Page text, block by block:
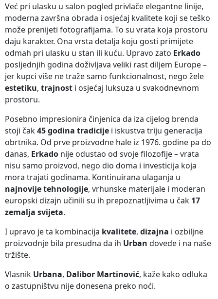
Već pri ulasku u salon pogled privlače elegantne linije,
moderna završna obrada i osjećaj kvalitete koji se teško
može prenijeti fotografijama. To su vrata koja prostoru
daju karakter. Ona vrsta detalja koju gosti primijete
odmah pri ulasku u stan ili kuću. Upravo zato Erkado
posljednjih godina doživljava veliki rast diljem Europe –
jer kupci više ne traže samo funkcionalnost, nego žele
estetiku, trajnost i osjećaj luksuza u svakodnevnom
prostoru.
Posebno impresionira činjenica da iza cijelog brenda
stoji čak45 godina tradicije i iskustva triju generacija
obrtnika. Od prve proizvodne hale iz 1976. godine pa do
danas, Erkado nije odustao od svoje filozofije – vrata
nisu samo proizvod, nego dio doma i investicija koja
mora trajati godinama. Kontinuirana ulaganja u
najnovije tehnologije, vrhunske materijale i moderan
europski dizajn učinili su ih prepoznatljivima u čak 17
zemalja svijeta.
I upravo je ta kombinacija kvalitete, dizajna i ozbiljne
proizvodnje bila presudna da ih Urban dovede i na naše
tržište.
Vlasnik Urbana, Dalibor Martinović, kaže kako odluka
o zastupništvu nije donesena preko noći.